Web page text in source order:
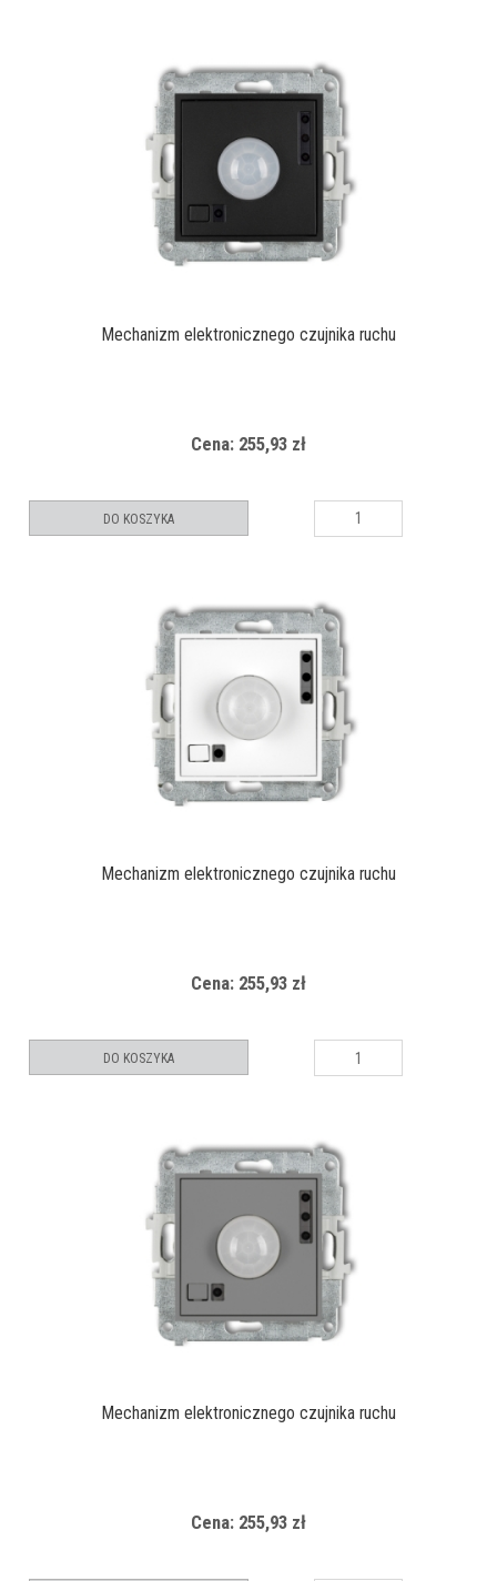
Mechanizm elektronicznego czujnika ruchu
Cena: 255,93 zł
DO KOSZYKA
Mechanizm elektronicznego czujnika ruchu
Cena: 255,93 zł
DO KOSZYKA
Mechanizm elektronicznego czujnika ruchu
Cena: 255,93 zł